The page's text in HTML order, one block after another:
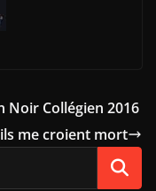
Noir Collégien 2016
me croient mort